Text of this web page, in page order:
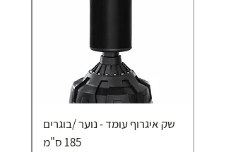
שק איגרוף עומד - נוער /בוגרים
185 ס"מ